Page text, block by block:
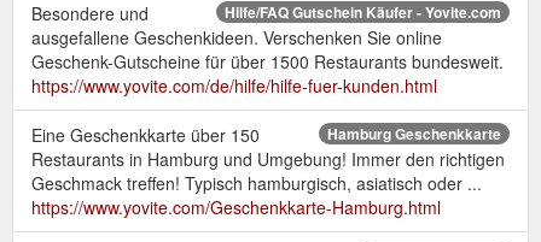
Hilfe/FAQ Gutschein Käufer - Yovite.com
Besondere und
ausgefallene Geschenkideen. Verschenken Sie online
Geschenk-Gutscheine für über 1500 Restaurants bundesweit.
https://www.yovite.com/de/hilfe/hilfe-fuer-kunden.html
Hamburg Geschenkkarte
Eine Geschenkkarte über 150
Restaurants in Hamburg und Umgebung! Immer den richtigen
Geschmack treffen! Typisch hamburgisch, asiatisch oder ...
https://www.yovite.com/Geschenkkarte-Hamburg.html